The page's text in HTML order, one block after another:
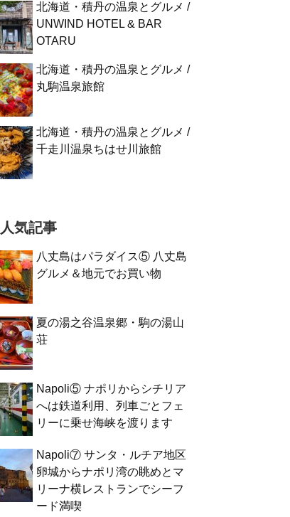
北海道・積丹の温泉とグルメ /
UNWIND HOTEL & BAR
OTARU
北海道・積丹の温泉とグルメ /
丸駒温泉旅館
北海道・積丹の温泉とグルメ /
千走川温泉ちはせ川旅館
人気記事
八丈島はパラダイス⑤ 八丈島
グルメ＆地元でお買い物
夏の湯之谷温泉郷・駒の湯山
荘
Napoli⑤ ナポリからシチリア
へは鉄道利用、列車ごとフェ
リーに乗せ海峡を渡ります
Napoli⑦ サンタ・ルチア地区
卵城からナポリ湾の眺めとマ
リーナ横レストランでシーフ
ード満喫